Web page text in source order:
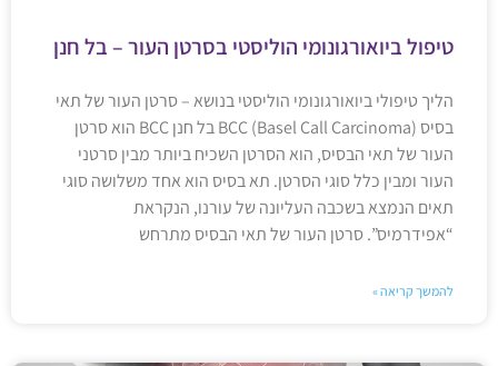
טיפול ביואורגונומי הוליסטי בסרטן העור – בל חנן
הליך טיפולי ביואורגונומי הוליסטי בנושא – סרטן העור של תאי
בסיס BCC (Basel Call Carcinoma) בל חנן BCC הוא סרטן
העור של תאי הבסיס, הוא הסרטן השכיח ביותר מבין סרטני
העור ומבין כלל סוגי הסרטן. תא בסיס הוא אחד משלושה סוגי
תאים הנמצא בשכבה העליונה של עורנו, הנקראת
“אפידרמיס”. סרטן העור של תאי הבסיס מתרחש
להמשך קריאה »